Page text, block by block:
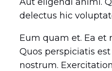
delectus hic
Eum quam et. Ea et
Quos perspiciatis
nostrum.